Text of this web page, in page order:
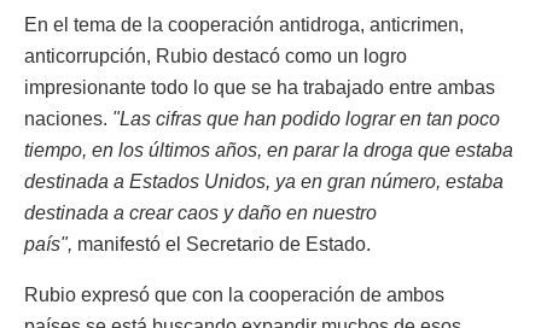
En el tema de la cooperación antidroga, anticrimen,
anticorrupción, Rubio destacó como un logro
impresionante todo lo que se ha trabajado entre ambas
naciones. "Las cifras que han podido lograr en tan poco
tiempo, en los últimos años, en parar la droga que estaba
destinada a Estados Unidos, ya en gran número, estaba
destinada a crear caos y daño en nuestro
país", manifestó el Secretario de Estado.
Rubio expresó que con la cooperación de ambos